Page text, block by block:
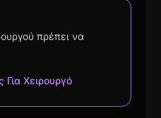
πρέπει να
Για Χειρουργό